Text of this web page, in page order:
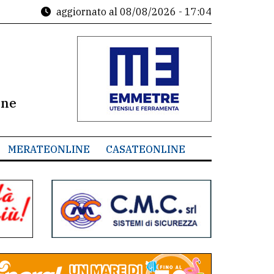
aggiornato al 08/08/2026 - 17:04
MERATEONLINE CASATEONLINE